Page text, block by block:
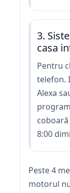
3.
casa
Pentru
telefon.
Alexa
8:00
Peste 4
motorul